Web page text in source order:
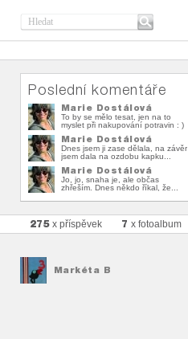
Poslední komentáře
Marie Dostálová
To by se mělo tesat, jen na to
myslet při nakupování potravin : )
Marie Dostálová
Dnes jsem ji zase dělala, na závěr
jsem dala na ozdobu kapku...
Marie Dostálová
Jo, jo, snaha je, ale občas
zhřeším. Dnes někdo říkal, že...
275 x příspěvek 7 x fotoalbum
Markéta B